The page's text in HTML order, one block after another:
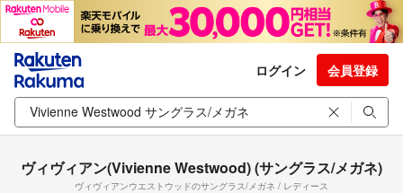
ログイン 会員登録
ヴィヴィアン(Vivienne Westwood) (サングラス/メガネ)
ヴィヴィアンウエストウッドのサングラス/メガネ / レディース